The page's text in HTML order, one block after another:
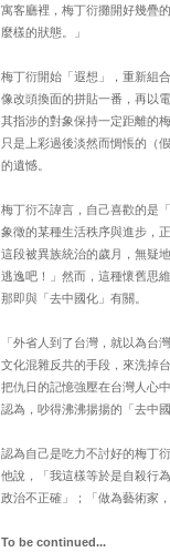
寓客廳裡，梅丁衍攤開好幾疊
麼樣的狀態。」
梅丁衍開始「遐想」，重新組
像改頭換面的拼貼一番，再以
其指涉的對象保持一定距離的
只是上彩過後淡然而惆悵的（
的遺憾。
梅丁衍不諱言，自己喜歡的是
象徵的某種生活秩序與進步，
這段被異族統治的歲月，無疑
逃逸吧！」然而，這種懷舊思
那即與「去中國化」有關。
「外省人到了台灣，就以為台
文化混雜反共的手段，來洗掉
把仇日的記憶強壓在台灣人心
認為，吵得沸沸揚揚的「去中
認為自己是吃力不討好的梅丁
他說，「我這樣等於是自殺行
政治不正確」；「做為藝術家
To be continued...